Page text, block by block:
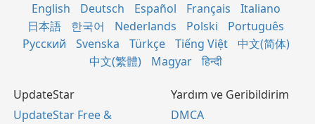
English Deutsch Español Français
Italiano
日本語
한국어 Nederlands Polski
Português
Русский
Svenska Türkçe Tiếng Việt
中文(简体)
中文(繁體)
Magyar हिन्दी
UpdateStar
UpdateStar Free &
Yardım ve Geribildirim
DMCA